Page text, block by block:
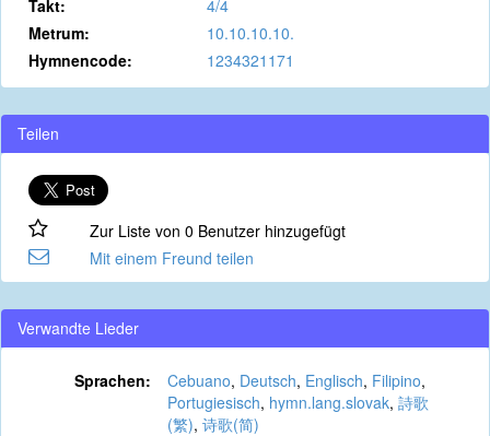
Takt:
4/4
Metrum:
10.10.10.10.
Hymnencode:
1234321171
Teilen
Zur Liste von 0 Benutzer hinzugefügt
Mit einem Freund teilen
Verwandte Lieder
Sprachen: Cebuano, Deutsch, Englisch, Filipino,
Portugiesisch, hymn.lang.slovak, 詩歌
(繁), 诗歌(简)